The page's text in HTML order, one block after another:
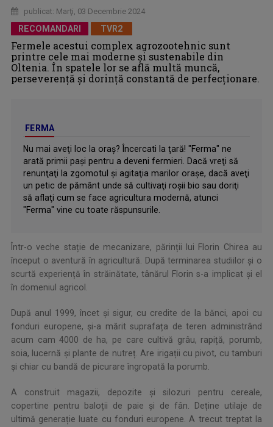
publicat: Marţi, 03 Decembrie 2024
RECOMANDARI TVR2
Fermele acestui complex agrozootehnic sunt
printre cele mai moderne și sustenabile din
Oltenia. În spatele lor se află multă muncă,
perseverență și dorință constantă de perfecționare.
FERMA
Nu mai aveţi loc la oraş? Încercati la ţară! "Ferma" ne
arată primii paşi pentru a deveni fermieri. Dacă vreţi să
renunţaţi la zgomotul şi agitaţia marilor oraşe, dacă aveţi
un petic de pământ unde să cultivaţi roşii bio sau doriţi
să aflaţi cum se face agricultura modernă, atunci
"Ferma" vine cu toate răspunsurile.
Într-o veche stație de mecanizare, părinții lui Florin Chirea au
început o aventură în agricultură. După terminarea studiilor și o
scurtă experiență în străinătate, tânărul Florin s-a implicat și el
în domeniul agricol.
După anul 1999, încet și sigur, cu credite de la bănci, apoi cu
fonduri europene, și-a mărit suprafața de teren administrând
acum cam 4000 de ha, pe care cultivă grâu, rapiță, porumb,
soia, lucernă și plante de nutreț. Are irigații cu pivot, cu tamburi
și chiar cu bandă de picurare îngropată la porumb.
A construit magazii, depozite și silozuri pentru cereale,
copertine pentru baloții de paie și de fân. Deține utilaje de
ultimă generație luate cu fonduri europene. A trecut treptat la